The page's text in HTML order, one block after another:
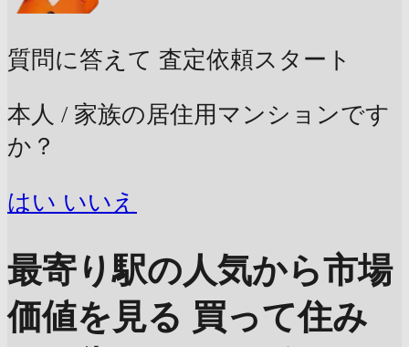
質問に答えて 査定依頼スタート
本人 / 家族の居住用マンションです
か？
はい いいえ
最寄り駅の人気から市場
価値を見る 買って住み